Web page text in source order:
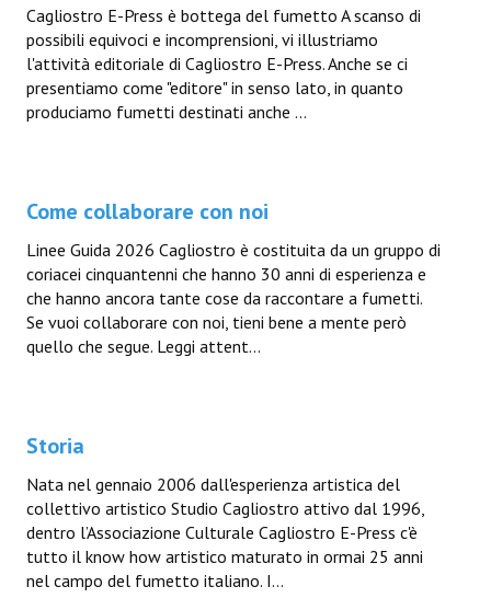
Cagliostro E-Press è bottega del fumetto A scanso di
possibili equivoci e incomprensioni, vi illustriamo
l'attività editoriale di Cagliostro E-Press. Anche se ci
presentiamo come "editore" in senso lato, in quanto
produciamo fumetti destinati anche ...
Come collaborare con noi
Linee Guida 2026 Cagliostro è costituita da un gruppo di
coriacei cinquantenni che hanno 30 anni di esperienza e
che hanno ancora tante cose da raccontare a fumetti.
Se vuoi collaborare con noi, tieni bene a mente però
quello che segue. Leggi attent...
Storia
Nata nel gennaio 2006 dall'esperienza artistica del
collettivo artistico Studio Cagliostro attivo dal 1996,
dentro l’Associazione Culturale Cagliostro E-Press c'è
tutto il know how artistico maturato in ormai 25 anni
nel campo del fumetto italiano. I...